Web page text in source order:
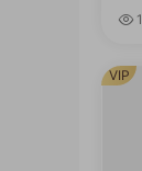
是
各
VIP